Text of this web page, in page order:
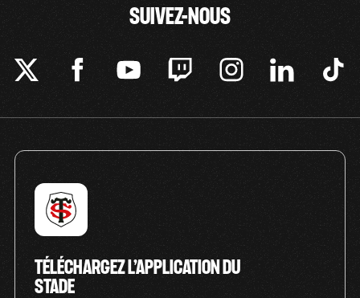
SUIVEZ-NOUS
TÉLÉCHARGEZ L’APPLICATION DU
STADE